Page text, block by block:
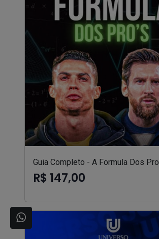
Guia Completo - A Formula Dos Pro
R$ 147,00